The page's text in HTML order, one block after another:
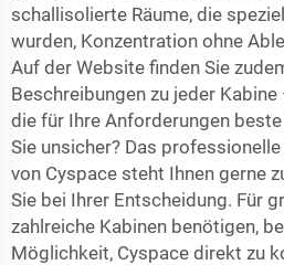
schallisolierte Räume, die
wurden, Konzentration ohne
Auf der Website finden Sie
Beschreibungen zu jeder
die für Ihre Anforderungen
Sie unsicher? Das
von Cyspace steht Ihnen gerne
Sie bei Ihrer Entscheidung. Für
zahlreiche Kabinen benötigen,
Möglichkeit, Cyspace direkt zu